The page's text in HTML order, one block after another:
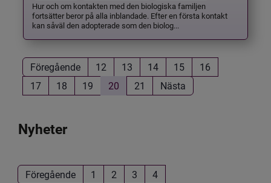
Hur och om kontakten med den biologiska familjen
fortsätter beror på alla inblandade. Efter en första kontakt
kan såväl den adopterade som den biolog...
Föregående 12 13 14 15
16
17
18 19 20 21 Nästa
Nyheter
Föregående 1 2 3 4